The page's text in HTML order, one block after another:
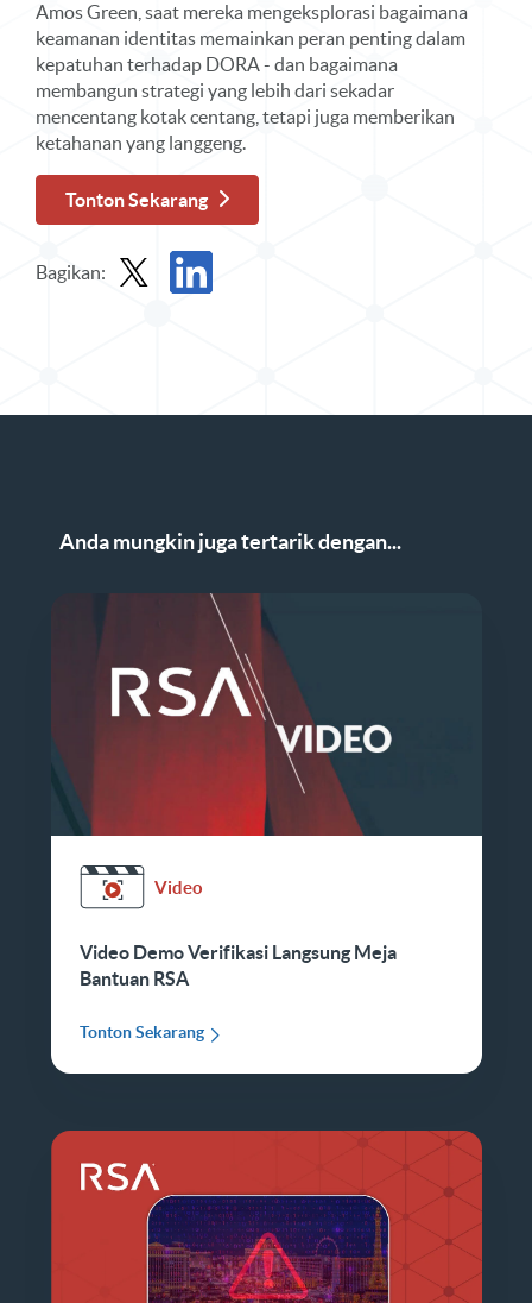
Amos Green, saat mereka mengeksplorasi bagaimana
keamanan identitas memainkan peran penting dalam
kepatuhan terhadap DORA - dan bagaimana
membangun strategi yang lebih dari sekadar
mencentang kotak centang, tetapi juga memberikan
ketahanan yang langgeng.
Tonton Sekarang
Bagikan:
Anda mungkin juga tertarik dengan...
Video
Video Demo Verifikasi Langsung Meja
Bantuan RSA
Tonton Sekarang